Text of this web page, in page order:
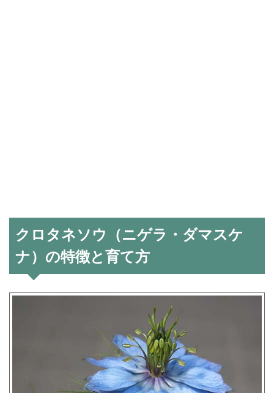
クロタネソウ（ニゲラ・ダマスケ
ナ）の特徴と育て方